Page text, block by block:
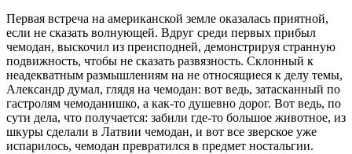
Первая встреча на американской земле оказалась приятной,
если не сказать волнующей. Вдруг среди первых прибыл
чемодан, выскочил из преисподней, демонстрируя странную
подвижность, чтобы не сказать развязность. Склонный к
неадекватным размышлениям на не относящиеся к делу темы,
Александр думал, глядя на чемодан: вот ведь, затасканный по
гастролям чемоданишко, а как-то душевно дорог. Вот ведь, по
сути дела, что получается: забили где-то большое животное, из
шкуры сделали в Латвии чемодан, и вот все зверское уже
испарилось, чемодан превратился в предмет ностальгии.